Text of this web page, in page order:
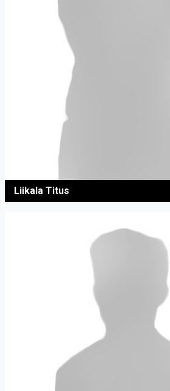
Liikala Titus